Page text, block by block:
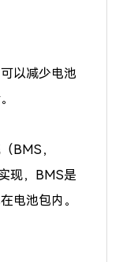
以减少电池
BMS，
现，BMS是
电池包内。